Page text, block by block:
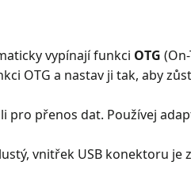
vypínají funkci OTG
OTG a nastav ji tak, aby
pro přenos dat. Používej
vnitřek USB konektoru je